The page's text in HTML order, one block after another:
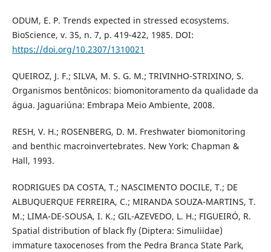
ODUM, E. P. Trends expected in stressed ecosystems.
BioScience, v. 35, n. 7, p. 419-422, 1985. DOI:
https://doi.org/10.2307/1310021
QUEIROZ, J. F.; SILVA, M. S. G. M.; TRIVINHO-STRIXINO, S.
Organismos bentônicos: biomonitoramento da qualidade da
água. Jaguariúna: Embrapa Meio Ambiente, 2008.
RESH, V. H.; ROSENBERG, D. M. Freshwater biomonitoring
and benthic macroinvertebrates. New York: Chapman &
Hall, 1993.
RODRIGUES DA COSTA, T.; NASCIMENTO DOCILE, T.; DE
ALBUQUERQUE FERREIRA, C.; MIRANDA SOUZA-MARTINS, T.
M.; LIMA-DE-SOUSA, I. K.; GIL-AZEVEDO, L. H.; FIGUEIRÓ, R.
Spatial distribution of black fly (Diptera: Simuliidae)
immature taxocenoses from the Pedra Branca State Park,